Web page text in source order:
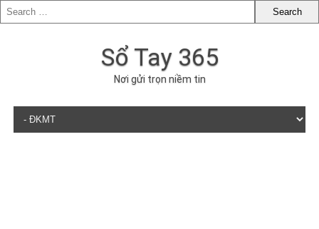
Sổ Tay 365
Nơi gửi trọn niềm tin
Skip to content